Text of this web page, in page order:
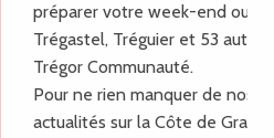
préparer votre week-end ou
Trégastel, Tréguier et 53
Trégor Communauté.
Pour ne rien manquer de nos
actualités sur la Côte de Granit